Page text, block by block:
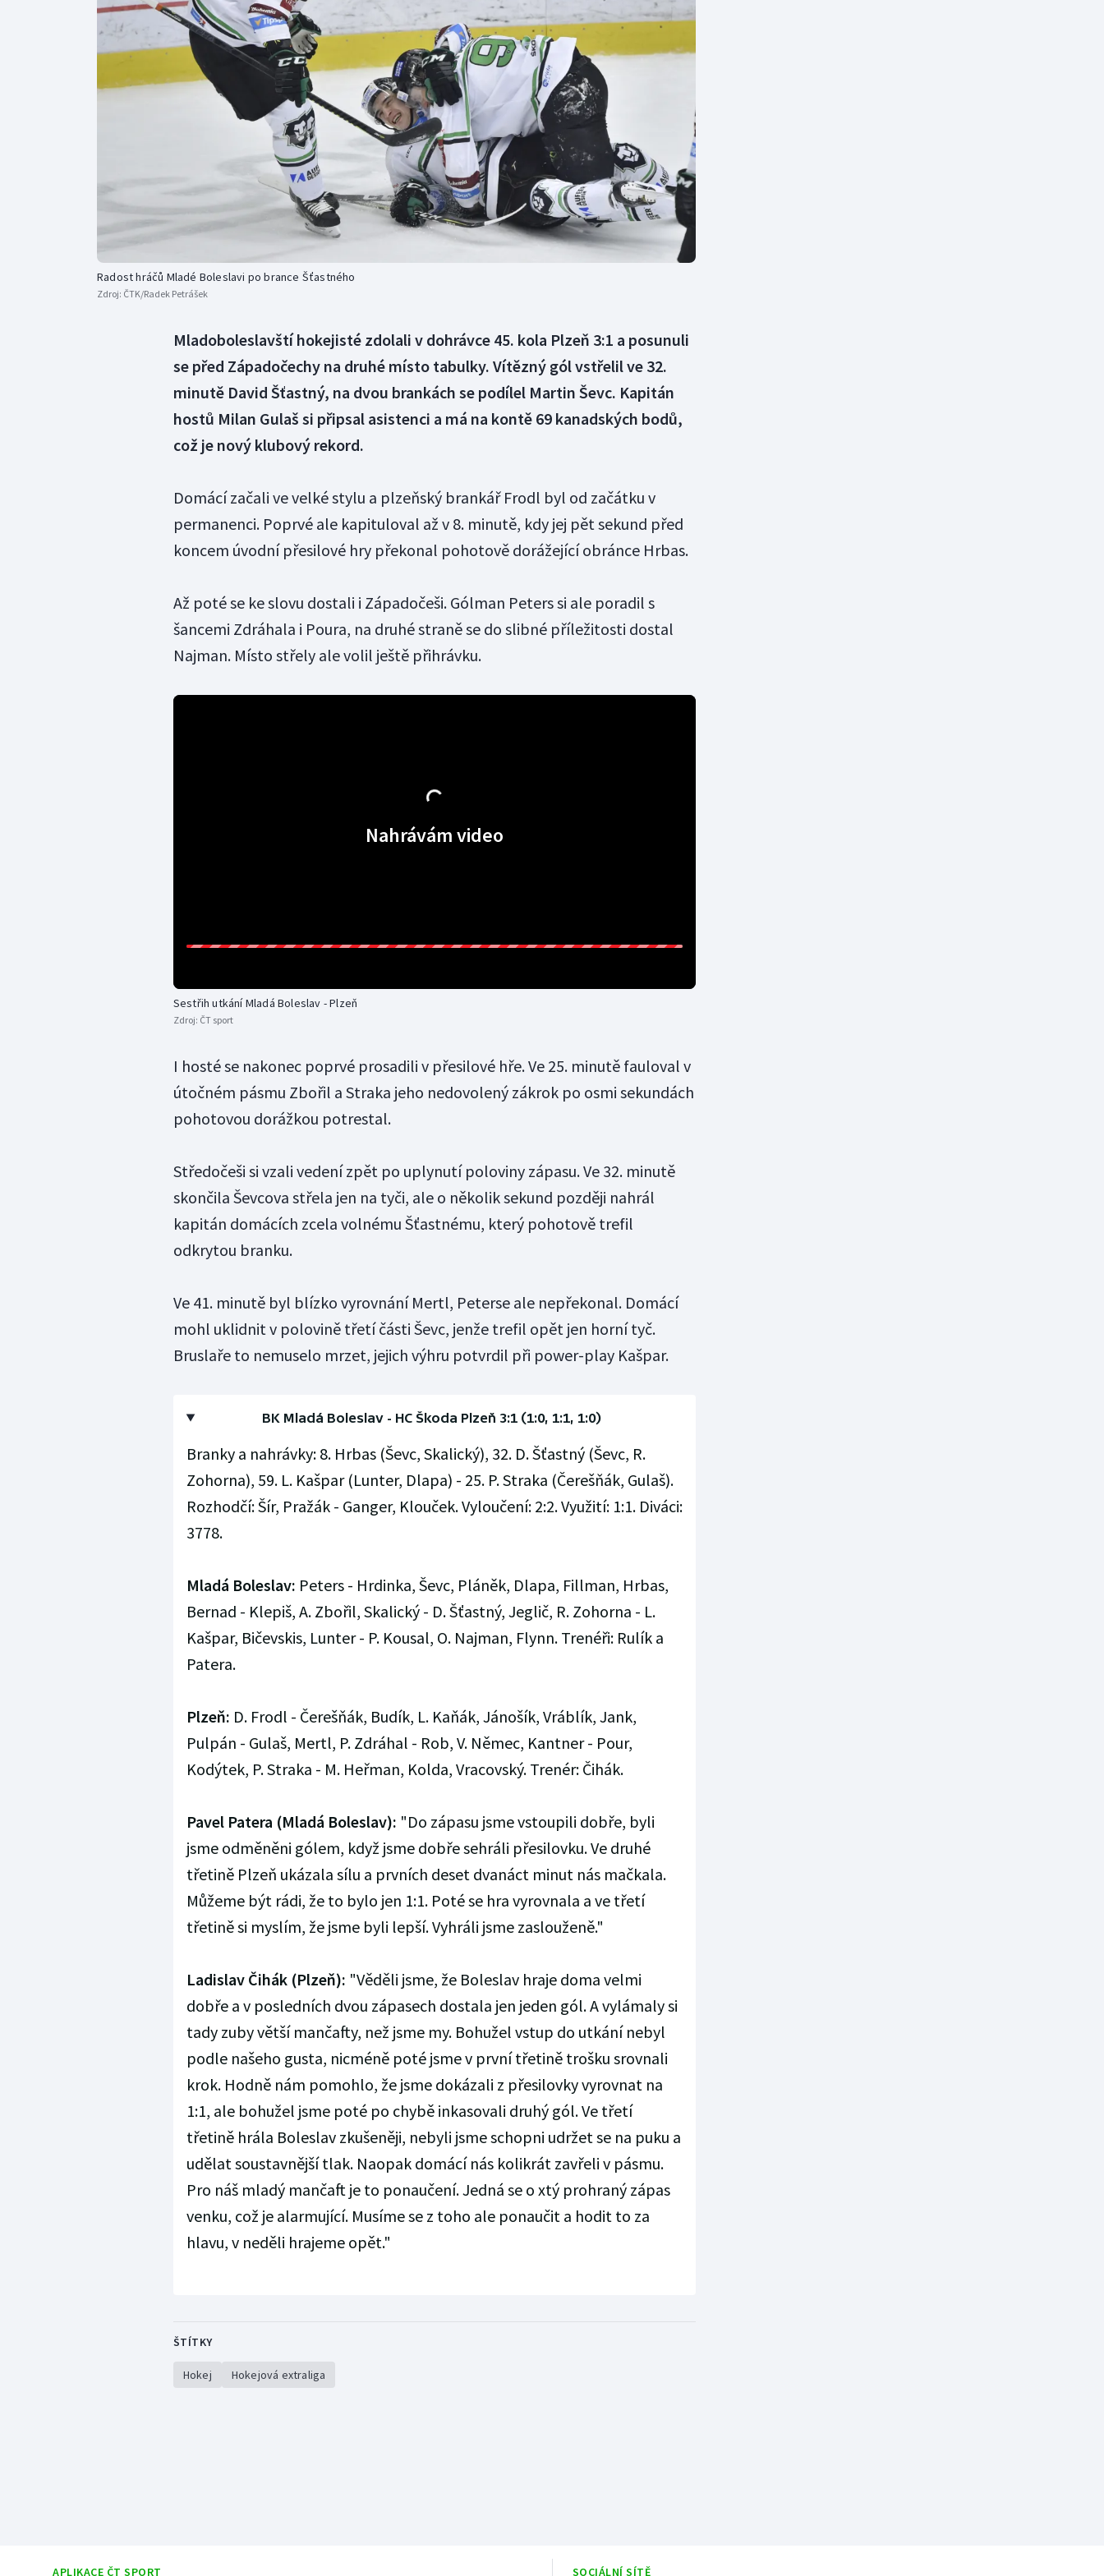
Curling
Dostihy
Florbal
Futsal
Golf
Gymnastika
Moderní pětiboj
Motorsport
Olympijské hry
Parasport
Plavání
Plážový volejbal
Triatlon
Vodní slalom
Volejbal
Ostatní
Radost hráčů Mladé Boleslavi po brance Šťastného
Zdroj: ČTK/Radek Petrášek
Mladoboleslavští hokejisté zdolali v dohrávce 45. kola Plzeň 3:1 a posunuli
se před Západočechy na druhé místo tabulky. Vítězný gól vstřelil ve 32.
minutě David Šťastný, na dvou brankách se podílel Martin Ševc. Kapitán
hostů Milan Gulaš si připsal asistenci a má na kontě 69 kanadských bodů,
což je nový klubový rekord.
Domácí začali ve velké stylu a plzeňský brankář Frodl byl od začátku v
permanenci. Poprvé ale kapituloval až v 8. minutě, kdy jej pět sekund před
koncem úvodní přesilové hry překonal pohotově dorážející obránce Hrbas.
Až poté se ke slovu dostali i Západočeši. Gólman Peters si ale poradil s
šancemi Zdráhala i Poura, na druhé straně se do slibné příležitosti dostal
Najman. Místo střely ale volil ještě přihrávku.
Nahrávám video
Sestřih utkání Mladá Boleslav - Plzeň
Zdroj: ČT sport
I hosté se nakonec poprvé prosadili v přesilové hře. Ve 25. minutě fauloval v
útočném pásmu Zbořil a Straka jeho nedovolený zákrok po osmi sekundách
pohotovou dorážkou potrestal.
Středočeši si vzali vedení zpět po uplynutí poloviny zápasu. Ve 32. minutě
skončila Ševcova střela jen na tyči, ale o několik sekund později nahrál
kapitán domácích zcela volnému Šťastnému, který pohotově trefil
odkrytou branku.
Ve 41. minutě byl blízko vyrovnání Mertl, Peterse ale nepřekonal. Domácí
mohl uklidnit v polovině třetí části Ševc, jenže trefil opět jen horní tyč.
Bruslaře to nemuselo mrzet, jejich výhru potvrdil při power-play Kašpar.
BK Mladá Boleslav - HC Škoda Plzeň 3:1 (1:0, 1:1, 1:0)
Branky a nahrávky: 8. Hrbas (Ševc, Skalický), 32. D. Šťastný (Ševc, R.
Zohorna), 59. L. Kašpar (Lunter, Dlapa) - 25. P. Straka (Čerešňák, Gulaš).
Rozhodčí: Šír, Pražák - Ganger, Klouček. Vyloučení: 2:2. Využití: 1:1. Diváci:
3778.
Mladá Boleslav: Peters - Hrdinka, Ševc, Pláněk, Dlapa, Fillman, Hrbas,
Bernad - Klepiš, A. Zbořil, Skalický - D. Šťastný, Jeglič, R. Zohorna - L.
Kašpar, Bičevskis, Lunter - P. Kousal, O. Najman, Flynn. Trenéři: Rulík a
Patera.
Plzeň: D. Frodl - Čerešňák, Budík, L. Kaňák, Jánošík, Vráblík, Jank,
Pulpán - Gulaš, Mertl, P. Zdráhal - Rob, V. Němec, Kantner - Pour,
Kodýtek, P. Straka - M. Heřman, Kolda, Vracovský. Trenér: Čihák.
Pavel Patera (Mladá Boleslav): "Do zápasu jsme vstoupili dobře, byli
jsme odměněni gólem, když jsme dobře sehráli přesilovku. Ve druhé
třetině Plzeň ukázala sílu a prvních deset dvanáct minut nás mačkala.
Můžeme být rádi, že to bylo jen 1:1. Poté se hra vyrovnala a ve třetí
třetině si myslím, že jsme byli lepší. Vyhráli jsme zaslouženě."
Ladislav Čihák (Plzeň): "Věděli jsme, že Boleslav hraje doma velmi
dobře a v posledních dvou zápasech dostala jen jeden gól. A vylámaly si
tady zuby větší mančafty, než jsme my. Bohužel vstup do utkání nebyl
podle našeho gusta, nicméně poté jsme v první třetině trošku srovnali
krok. Hodně nám pomohlo, že jsme dokázali z přesilovky vyrovnat na
1:1, ale bohužel jsme poté po chybě inkasovali druhý gól. Ve třetí
třetině hrála Boleslav zkušeněji, nebyli jsme schopni udržet se na puku a
udělat soustavnější tlak. Naopak domácí nás kolikrát zavřeli v pásmu.
Pro náš mladý mančaft je to ponaučení. Jedná se o xtý prohraný zápas
venku, což je alarmující. Musíme se z toho ale ponaučit a hodit to za
hlavu, v neděli hrajeme opět."
ŠTÍTKY
Hokej Hokejová extraliga
APLIKACE ČT SPORT SOCIÁLNÍ SÍTĚ